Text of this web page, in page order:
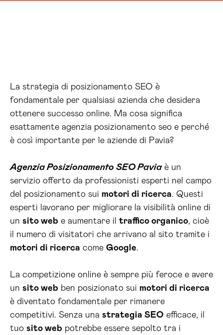
La strategia di posizionamento SEO è
fondamentale per qualsiasi azienda che desidera
ottenere successo online. Ma cosa significa
esattamente agenzia posizionamento seo e perché
è così importante per le aziende di Pavia?
Agenzia Posizionamento SEO Paviaè un
servizio offerto da professionisti esperti nel campo
del posizionamento sui motori di ricerca. Questi
esperti lavorano per migliorare la visibilità online di
un sito web e aumentare il traffico organico, cioè
il numero di visitatori che arrivano al sito tramite i
motori di ricerca come Google.
La competizione online è sempre più feroce e avere
un sito web ben posizionato sui motori di ricerca
è diventato fondamentale per rimanere
competitivi. Senza una strategia SEO efficace, il
tuo sito web potrebbe essere sepolto tra i